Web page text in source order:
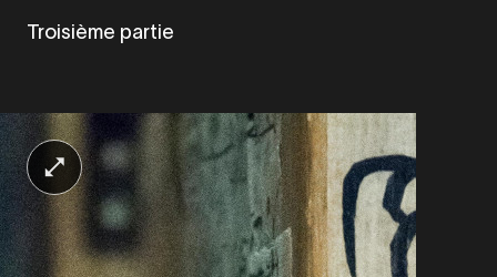
Troisième partie